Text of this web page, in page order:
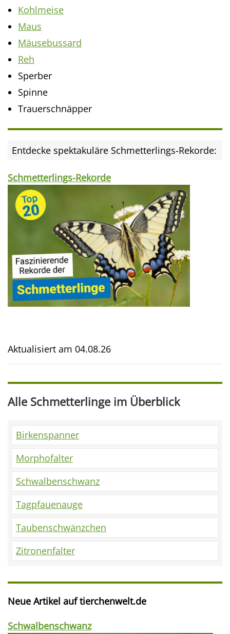
Kohlmeise
Maus
Mäusebussard
Reh
Sperber
Spinne
Trauerschnäpper
Entdecke spektakuläre Schmetterlings-Rekorde:
Schmetterlings-Rekorde
Aktualisiert am 04.08.26
Alle Schmetterlinge im Überblick
Birkenspanner
Morphofalter
Schwalbenschwanz
Tagpfauenauge
Taubenschwänzchen
Zitronenfalter
Neue Artikel auf tierchenwelt.de
Schwalbenschwanz